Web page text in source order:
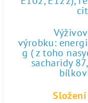
výrobku:
g ( z toho
sacharidy